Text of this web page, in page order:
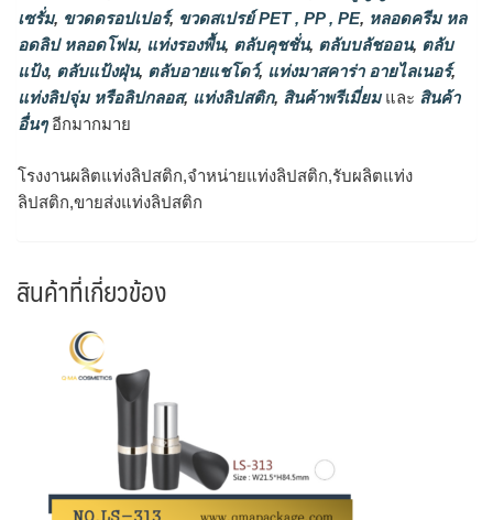
เซรั่ม, ขวดดรอปเปอร์, ขวดสเปรย์ PET , PP , PE, หลอดครีม หล
อดลิป หลอดโฟม, แท่งรองพื้น, ตลับคุชชั่น, ตลับบลัชออน, ตลับ
แป้ง, ตลับแป้งฝุ่น, ตลับอายแชโดว์, แท่งมาสคาร่า อายไลเนอร์,
แท่งลิปจุ่ม หรือลิปกลอส, แท่งลิปสติก, สินค้าพรีเมี่ยมและ สินค้า
อื่นๆอีกมากมาย
โรงงานผลิตแท่งลิปสติก,จำหน่ายแท่งลิปสติก,รับผลิตแท่ง
ลิปสติก,ขายส่งแท่งลิปสติก
สินค้าที่เกี่ยวข้อง